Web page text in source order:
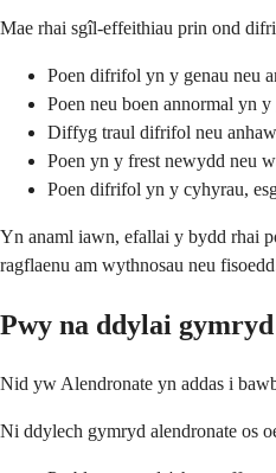
Mae rhai sgîl-effeithiau prin ond
Poen difrifol yn y genau neu
Poen neu boen annormal yn
Diffyg traul difrifol neu
Poen yn y frest newydd neu
Poen difrifol yn y cyhyrau,
Yn anaml iawn, efallai y bydd rhai
ragflaenu am wythnosau neu
Pwy na ddylai
Nid yw Alendronate yn addas i
Ni ddylech gymryd alendronate os